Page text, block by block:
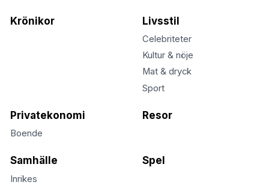
Krönikor Livsstil
Celebriteter
Kultur & nöje
Mat & dryck
Sport
Privatekonomi
Boende
Resor
Samhälle
Inrikes
Spel